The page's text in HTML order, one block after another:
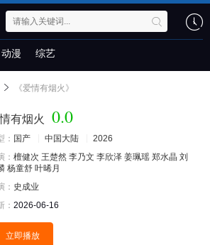
动漫 综艺
《爱情有烟火》
有烟火 0.0
： 国产 中国大陆
2026
： 檀健次 王楚然 李乃文 李欣泽 姜珮瑶 郑水晶 刘
杨童舒 叶晞月
： 史成业
： 2026-06-16
立即播放